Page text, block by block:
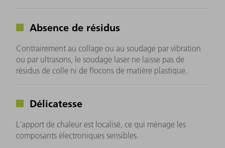
Absence de résidus
Contrairement au collage ou au soudage par vibration
ou par ultrasons, le soudage laser ne laisse pas de
résidus de colle ni de flocons de matière plastique.
Délicatesse
L'apport de chaleur est localisé, ce qui ménage les
composants électroniques sensibles.